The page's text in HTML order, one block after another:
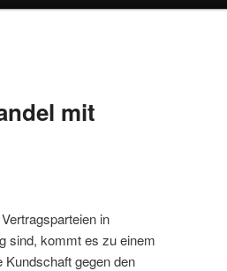
mit
in
sind, kommt es zu einem
gegen den